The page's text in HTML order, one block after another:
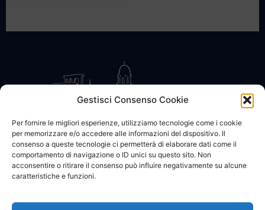
Gestisci Consenso Cookie
Per fornire le migliori esperienze, utilizziamo tecnologie come i cookie
per memorizzare e/o accedere alle informazioni del dispositivo. Il
consenso a queste tecnologie ci permetterà di elaborare dati come il
comportamento di navigazione o ID unici su questo sito. Non
acconsentire o ritirare il consenso può influire negativamente su alcune
caratteristiche e funzioni.
CONTATTACI COOKIE POLICY PRIVACY